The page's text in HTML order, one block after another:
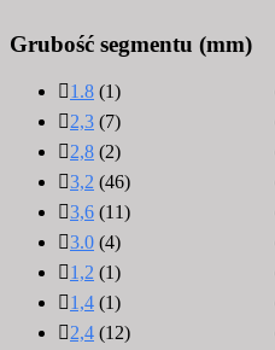
Grubość segmentu (mm)
1.8 (1)
2,3 (7)
2,8 (2)
3,2 (46)
3,6 (11)
3.0 (4)
1,2 (1)
1,4 (1)
2,4 (12)